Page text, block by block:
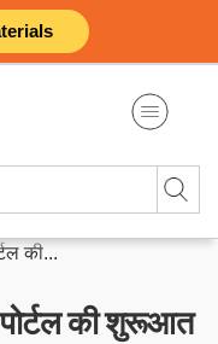
की...
पोर्टल की शुरूआत